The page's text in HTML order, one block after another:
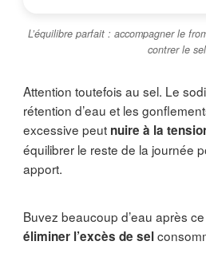
L’équilibre parfait : accompagner le
contrer le
Attention toutefois au sel. Le
rétention d’eau et les
excessive peut nuire à la
équilibrer le reste de la journée
apport.
Buvez beaucoup d’eau après
éliminer l’excès de sel